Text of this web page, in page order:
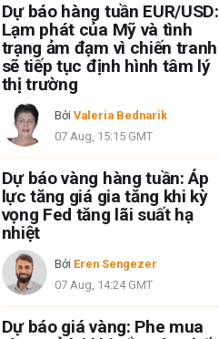
Dự báo hàng tuần EUR/USD:
Lạm phát của Mỹ và tình
trạng ảm đạm vì chiến tranh
sẽ tiếp tục định hình tâm lý
thị trường
Bởi Valeria Bednarik
07 Aug, 15:15 GMT
Dự báo vàng hàng tuần: Áp
lực tăng giá gia tăng khi kỳ
vọng Fed tăng lãi suất hạ
nhiệt
Bởi Eren Sengezer
07 Aug, 14:24 GMT
Dự báo giá vàng: Phe mua